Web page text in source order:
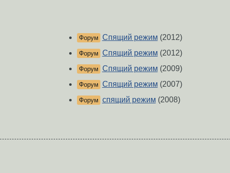
Форум Спящий режим (2012)
Форум Спящий режим (2012)
Форум Спящий режим (2009)
Форум Спящий режим (2007)
Форум спящий режим (2008)